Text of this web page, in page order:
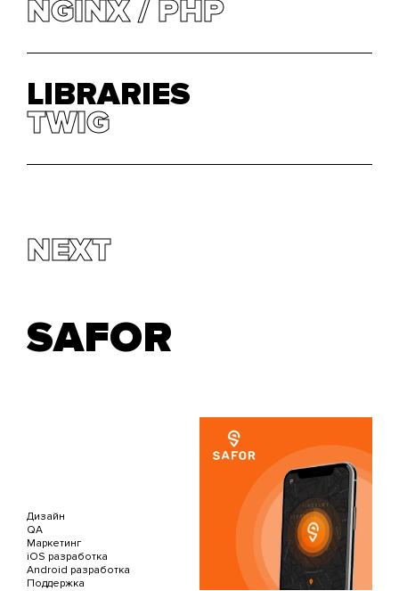
NGINX
NGINX PHP
PHP
LIBRARIES
TWIG
TWIG
NEXT
SAFOR
Дизайн
QA
Маркетинг
iOS разработка
Android разработка
Поддержка